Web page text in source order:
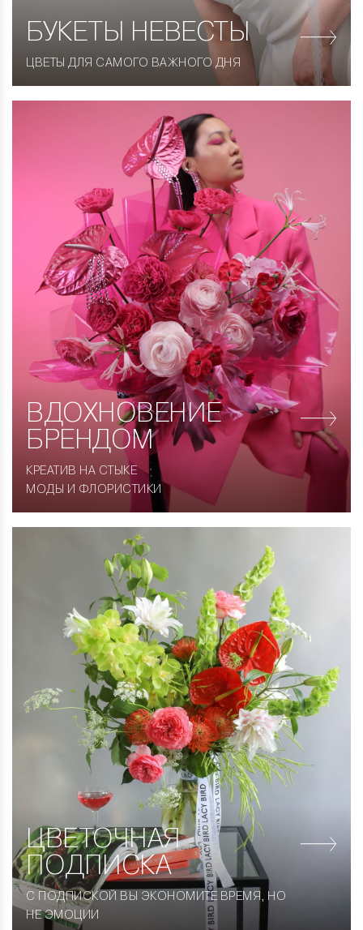
БУКЕТЫ НЕВЕСТЫ
ЦВЕТЫ ДЛЯ САМОГО ВАЖНОГО ДНЯ
ВДОХНОВЕНИЕ
БРЕНДОМ
КРЕАТИВ НА СТЫКЕ
МОДЫ И ФЛОРИСТИКИ
ЦВЕТОЧНАЯ
ПОДПИСКА
С ПОДПИСКОЙ ВЫ ЭКОНОМИТЕ ВРЕМЯ, НО
НЕ ЭМОЦИИ